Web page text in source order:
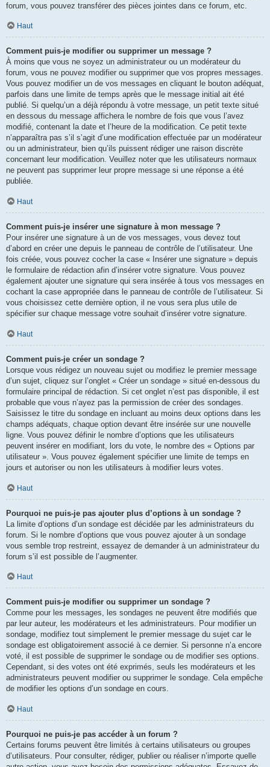
forum, vous pouvez transférer des pièces jointes dans ce forum, etc.
Haut
Comment puis-je modifier ou supprimer un message ?
À moins que vous ne soyez un administrateur ou un modérateur du
forum, vous ne pouvez modifier ou supprimer que vos propres messages.
Vous pouvez modifier un de vos messages en cliquant le bouton adéquat,
parfois dans une limite de temps après que le message initial ait été
publié. Si quelqu’un a déjà répondu à votre message, un petit texte situé
en dessous du message affichera le nombre de fois que vous l’avez
modifié, contenant la date et l’heure de la modification. Ce petit texte
n’apparaîtra pas s’il s’agit d’une modification effectuée par un modérateur
ou un administrateur, bien qu’ils puissent rédiger une raison discrète
concernant leur modification. Veuillez noter que les utilisateurs normaux
ne peuvent pas supprimer leur propre message si une réponse a été
publiée.
Haut
Comment puis-je insérer une signature à mon message ?
Pour insérer une signature à un de vos messages, vous devez tout
d’abord en créer une depuis le panneau de contrôle de l’utilisateur. Une
fois créée, vous pouvez cocher la case « Insérer une signature » depuis
le formulaire de rédaction afin d’insérer votre signature. Vous pouvez
également ajouter une signature qui sera insérée à tous vos messages en
cochant la case appropriée dans le panneau de contrôle de l’utilisateur. Si
vous choisissez cette dernière option, il ne vous sera plus utile de
spécifier sur chaque message votre souhait d’insérer votre signature.
Haut
Comment puis-je créer un sondage ?
Lorsque vous rédigez un nouveau sujet ou modifiez le premier message
d’un sujet, cliquez sur l’onglet « Créer un sondage » situé en-dessous du
formulaire principal de rédaction. Si cet onglet n’est pas disponible, il est
probable que vous n’ayez pas la permission de créer des sondages.
Saisissez le titre du sondage en incluant au moins deux options dans les
champs adéquats, chaque option devant être insérée sur une nouvelle
ligne. Vous pouvez définir le nombre d’options que les utilisateurs
peuvent insérer en modifiant, lors du vote, le nombre des « Options par
utilisateur ». Vous pouvez également spécifier une limite de temps en
jours et autoriser ou non les utilisateurs à modifier leurs votes.
Haut
Pourquoi ne puis-je pas ajouter plus d’options à un sondage ?
La limite d’options d’un sondage est décidée par les administrateurs du
forum. Si le nombre d’options que vous pouvez ajouter à un sondage
vous semble trop restreint, essayez de demander à un administrateur du
forum s’il est possible de l’augmenter.
Haut
Comment puis-je modifier ou supprimer un sondage ?
Comme pour les messages, les sondages ne peuvent être modifiés que
par leur auteur, les modérateurs et les administrateurs. Pour modifier un
sondage, modifiez tout simplement le premier message du sujet car le
sondage est obligatoirement associé à ce dernier. Si personne n’a encore
voté, il est possible de supprimer le sondage ou de modifier ses options.
Cependant, si des votes ont été exprimés, seuls les modérateurs et les
administrateurs peuvent modifier ou supprimer le sondage. Cela empêche
de modifier les options d’un sondage en cours.
Haut
Pourquoi ne puis-je pas accéder à un forum ?
Certains forums peuvent être limités à certains utilisateurs ou groupes
d’utilisateurs. Pour consulter, rédiger, publier ou réaliser n’importe quelle